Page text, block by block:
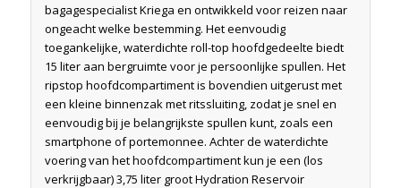
bagagespecialist Kriega en ontwikkeld voor reizen naar
ongeacht welke bestemming. Het eenvoudig
toegankelijke, waterdichte roll-top hoofdgedeelte biedt
15 liter aan bergruimte voor je persoonlijke spullen. Het
ripstop hoofdcompartiment is bovendien uitgerust met
een kleine binnenzak met ritssluiting, zodat je snel en
eenvoudig bij je belangrijkste spullen kunt, zoals een
smartphone of portemonnee. Achter de waterdichte
voering van het hoofdcompartiment kun je een (los
verkrijgbaar) 3,75 liter groot Hydration Reservoir